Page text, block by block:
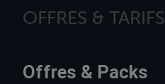
OFFRES & TARIFS
Offres & Packs